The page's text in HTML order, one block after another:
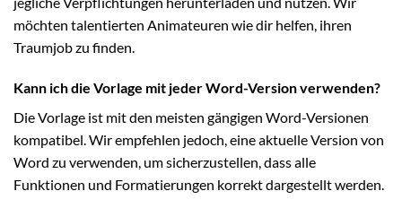
möchten talentierten Animateuren wie dir helfen, ihren
Traumjob zu finden.
Kann ich die Vorlage mit jeder Word-Version verwenden?
Die Vorlage ist mit den meisten gängigen Word-Versionen
kompatibel. Wir empfehlen jedoch, eine aktuelle Version von
Word zu verwenden, um sicherzustellen, dass alle
Funktionen und Formatierungen korrekt dargestellt werden.